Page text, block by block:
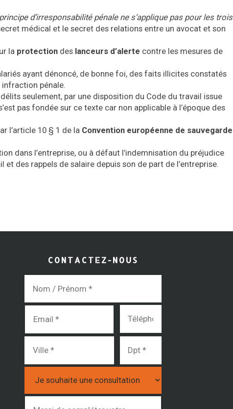
d’irresponsabilité pénale ne s’applique pas pour les trois
médical et le secret des relations entre un avocat et son
la protection des lanceurs d’alerte contre les mesures de
ayant dénoncé, de bonne foi, des faits illicites constatés
pénale.
seulement, par une disposition du Code du travail issue
pas fondée sur ce texte car non applicable à l’époque des
l’article 10 § 1 de la Convention européenne de sauvegarde
dans l’entreprise, ou à défaut l’indemnisation du préjudice
des rappels de salaire depuis son de part de l’entreprise.
CONTACTEZ-NOUS